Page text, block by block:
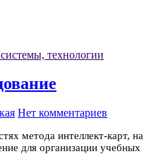
технологии
Нет комментариев
метода интеллект-карт, на
для организации учебных